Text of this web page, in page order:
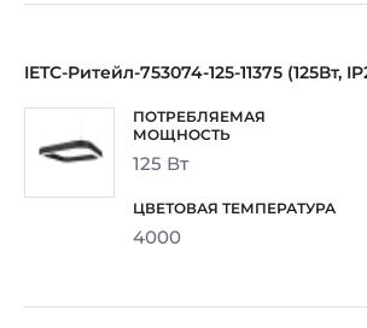
IETC-Ритейл-753074-125-11375 (125Вт,
125 Вт
4000